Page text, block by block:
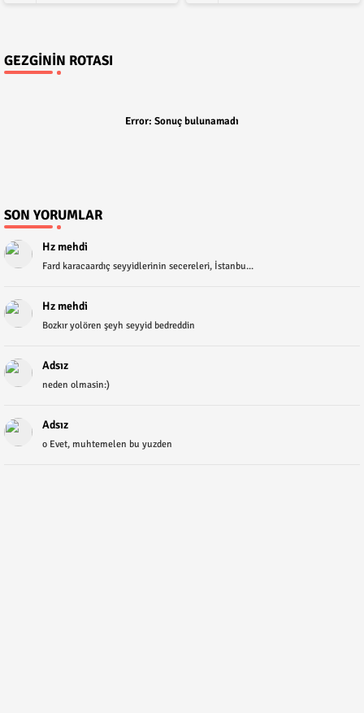
GEZGININ ROTASI
Error: Sonuç bulunamadı
SON YORUMLAR
Hz mehdi
Fard karacaardıç seyyidlerinin secereleri, İstanbu...
Hz mehdi
Bozkır yolören şeyh seyyid bedreddin
Adsız
neden olmasin:)
Adsız
o Evet, muhtemelen bu yuzden